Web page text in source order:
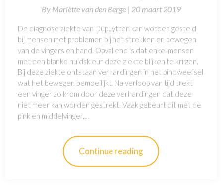
By Mariëtte van den Berge | 20 maart 2019
De diagnose ziekte van Dupuytren kan worden gesteld
bij mensen met problemen bij het strekken en bewegen
van de vingers en hand. Opvallend is dat enkel mensen
met een blanke huidskleur deze ziekte blijken te krijgen.
Bij deze ziekte ontstaan verhardingen in het bindweefsel
wat het bewegen bemoeilijkt. Na verloop van tijd trekt
een vinger zo krom door deze verhardingen dat deze
niet meer kan worden gestrekt. Vaak gebeurt dit met de
pink en middelvinger,…
Continue reading